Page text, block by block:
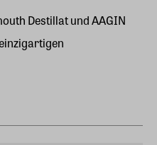
Destillat und AAGIN